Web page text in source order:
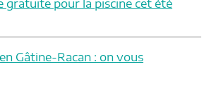
gratuite pour la piscine cet été
Gâtine-Racan : on vous